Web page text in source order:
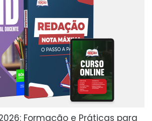
Formação e Práticas para